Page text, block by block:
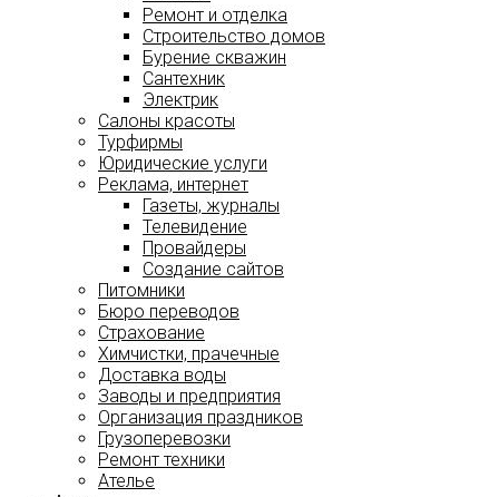
Ремонт и отделка
Строительство домов
Бурение скважин
Сантехник
Электрик
Салоны красоты
Турфирмы
Юридические услуги
Реклама, интернет
Газеты, журналы
Телевидение
Провайдеры
Создание сайтов
Питомники
Бюро переводов
Страхование
Химчистки, прачечные
Доставка воды
Заводы и предприятия
Организация праздников
Грузоперевозки
Ремонт техники
Ателье